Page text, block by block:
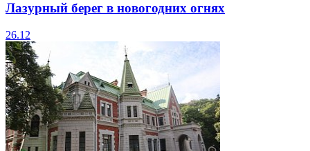
Лазурный берег в новогодних огнях
26.12